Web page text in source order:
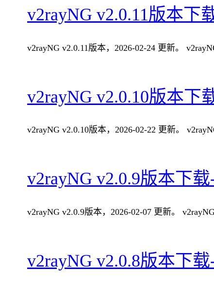
v2rayNG v2.0.11版本下
v2rayNG v2.0.11版本，2026-02-24 更新。
v2rayNG v2.0.10版本下
v2rayNG v2.0.10版本，2026-02-22 更新。
v2rayNG v2.0.9版本下
v2rayNG v2.0.9版本，2026-02-07 更新。
v2rayNG v2.0.8版本下